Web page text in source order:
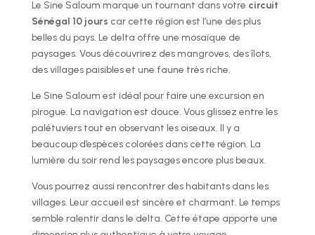
Le Sine Saloum marque un tournant dans votre circuit
Sénégal 10 jours car cette région est l’une des plus
belles du pays. Le delta offre une mosaïque de
paysages. Vous découvrirez des mangroves, des îlots,
des villages paisibles et une faune très riche.
Le Sine Saloum est idéal pour faire une excursion en
pirogue. La navigation est douce. Vous glissez entre les
palétuviers tout en observant les oiseaux. Il y a
beaucoup d’espèces colorées dans cette région. La
lumière du soir rend les paysages encore plus beaux.
Vous pourrez aussi rencontrer des habitants dans les
villages. Leur accueil est sincère et charmant. Le temps
semble ralentir dans le delta. Cette étape apporte une